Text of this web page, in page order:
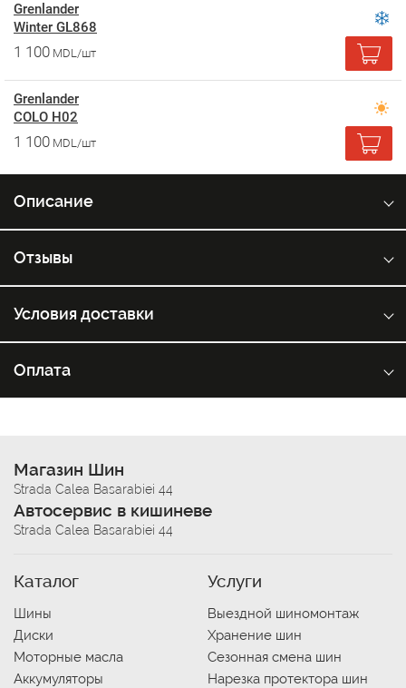
Grenlander
Winter GL868
1 100 MDL/шт
Grenlander
COLO H02
1 100 MDL/шт
Описание
Отзывы
Условия доставки
Оплата
Магазин Шин
Strada Calea Basarabiei 44
Автосервис в кишиневе
Strada Calea Basarabiei 44
Каталог
Шины
Диски
Моторные масла
Аккумуляторы
Услуги
Выездной шиномонтаж
Хранение шин
Сезонная смена шин
Нарезка протектора шин